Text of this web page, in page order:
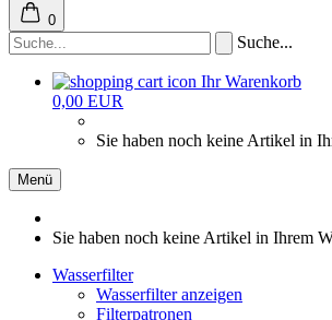
0
Suche...
Ihr Warenkorb
0,00 EUR
Sie haben noch keine Artikel in
Menü
Sie haben noch keine Artikel in Ihrem
Wasserfilter
Wasserfilter anzeigen
Filterpatronen